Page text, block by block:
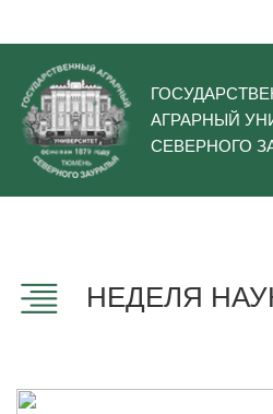
АГРАРНЫЙ
СЕВЕРНОГО
НЕДЕЛЯ